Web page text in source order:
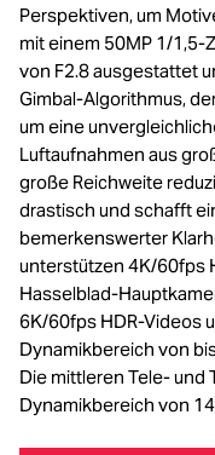
Perspektiven, um
mit einem 50MP 1/1,5-
von F2.8 ausgestattet
Gimbal-Algorithmus,
um eine
Luftaufnahmen aus
große Reichweite
drastisch und schafft
bemerkenswerter
unterstützen 4K/60fps
Hasselblad-
6K/60fps HDR-Videos
Dynamikbereich von
Die mittleren Tele- und
Dynamikbereich von